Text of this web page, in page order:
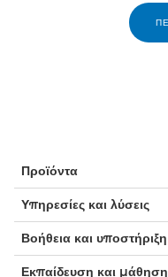
Προϊόντα
Υπηρεσίες και λύσεις
Βοήθεια και υποστήριξη
Εκπαίδευση και μάθηση